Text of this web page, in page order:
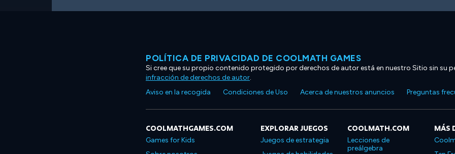
POLÍTICA DE PRIVACIDAD DE COOLMATH GAMES
Si cree que su propio contenido protegido por derechos de autor está en nuestro Sitio sin su
infracción de derechos de autor.
Aviso en la recogida
Condiciones de Uso Acerca de nuestros anuncios Preguntas
COOLMATHGAMES.COM
Games for Kids
EXPLORAR JUEGOS
Juegos de estrategia
COOLMATH.COM
Lecciones de
preálgebra
MÁS